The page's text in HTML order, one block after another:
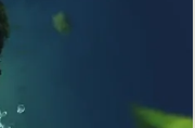
voor ondernemers
klimaatschade